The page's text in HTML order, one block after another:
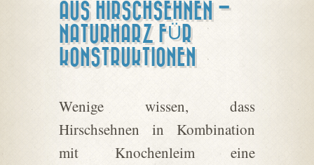
AUS HIRSCHSEHNEN –
NATURHARZ FÜR
KONSTRUKTIONEN
Wenige wissen, dass
Hirschsehnen in Kombination
mit Knochenleim eine